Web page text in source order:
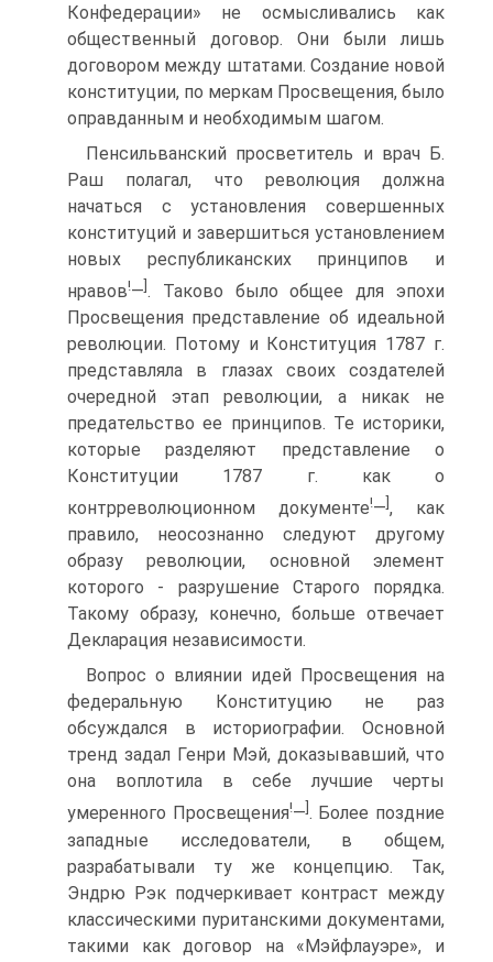
Конфедерации» не осмысливались как
общественный договор. Они были лишь
договором между штатами. Создание новой
конституции, по меркам Просвещения, было
оправданным и необходимым шагом.
Пенсильванский просветитель и врач Б.
Раш полагал, что революция должна
начаться с установления совершенных
конституций и завершиться установлением
новых республиканских принципов и
нравов!—]. Таково было общее для эпохи
Просвещения представление об идеальной
революции. Потому и Конституция 1787 г.
представляла в глазах своих создателей
очередной этап революции, а никак не
предательство ее принципов. Те историки,
которые разделяют представление о
Конституции 1787 г. как о
контрреволюционном документе!—, как
правило, неосознанно следуют другому
образу революции, основной элемент
которого - разрушение Старого порядка.
Такому образу, конечно, больше отвечает
Декларация независимости.
Вопрос о влиянии идей Просвещения на
федеральную Конституцию не раз
обсуждался в историографии. Основной
тренд задал Генри Мэй, доказывавший, что
она воплотила в себе лучшие черты
умеренного Просвещения!—. Более поздние
западные исследователи, в общем,
разрабатывали ту же концепцию. Так,
Эндрю Рэк подчеркивает контраст между
классическими пуританскими документами,
такими как договор на «Мэйфлауэре», и